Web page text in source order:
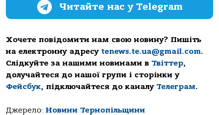
Читайте нас у Telegram
Хочете повідомити нам свою новину? Пишіть
на електронну адресу tenews.te.ua@gmail.com.
Слідкуйте за нашими новинами в Твіттер,
долучайтеся до нашої групи і сторінки у
Фейсбук, підключайтеся до каналу Телеграм.
Джерело: Новини Тернопільщини